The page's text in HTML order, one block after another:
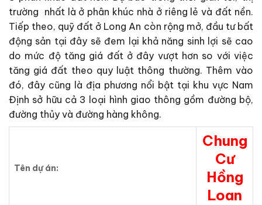
trường nhất là ở phân khúc nhà ở riêng lẻ và đất nền.
Tiếp theo, quỹ đất ở Long An còn rộng mở, đầu tư bất
động sản tại đây sẽ đem lại khả năng sinh lợi sẽ cao
do mức độ tăng giá đất ở đây vượt hơn so với việc
tăng giá đất theo quy luật thông thường. Thêm vào
đó, đây cũng là địa phương nổi bật tại khu vực Nam
Định sở hữu cả 3 loại hình giao thông gồm đường bộ,
đường thủy và đường hàng không.
Tên dự án:
Chung
Cư
Hồng
Loan